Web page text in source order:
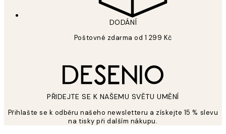
DODÁNÍ
Poštovné zdarma od 1 299 Kč
PŘIDEJTE SE K NAŠEMU SVĚTU UMĚNÍ
Přihlašte se k odběru našeho newsletteru a získejte 15 % slevu
na tisky při dalším nákupu.